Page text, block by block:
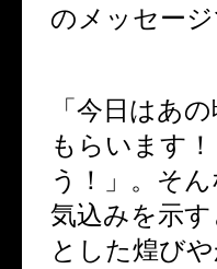
のメッセー
「今日はあ
もらいます
う！」。そ
気込みを示
とした煌び